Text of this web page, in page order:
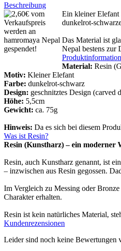
Beschreibung
Ein kleiner Elefant
dunkelrot-
Das Material ist
Nepal bestens zur
Produktinformation
Material: Resin
Motiv: Kleiner Elefant
Farbe: dunkelrot-schwarz
Design: geschnitztes Design (carved
Höhe: 5,5cm
Gewicht: ca. 75g
Hinweis: Da es sich bei diesem
Was ist Resin?
Resin (Kunstharz) – ein
Resin, auch Kunstharz genannt, ist
– inzwischen aus Resin gegossen.
Im Vergleich zu Messing oder Bronze
Charakter erhalten.
Resin ist kein natürliches Material,
Kundenrezensionen
Leider sind noch keine Bewertungen